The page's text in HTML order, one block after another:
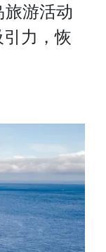
旅游活动
力，恢